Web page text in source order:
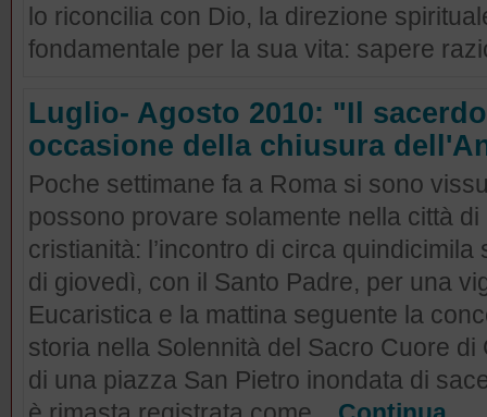
lo riconcilia con Dio, la direzione
fondamentale per la sua vita: sapere
Luglio- Agosto 2010: "Il
occasione della chiusura
Poche settimane fa a Roma si sono
possono provare solamente nella città
cristianità: l’incontro di circa
di giovedì, con il Santo Padre, per una
Eucaristica e la mattina seguente la
storia nella Solennità del Sacro Cuore di
di una piazza San Pietro inondata di